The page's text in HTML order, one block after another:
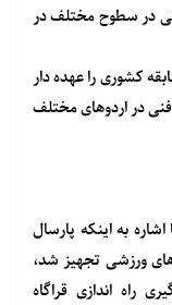
شهرستانی در سطوح مختلف در
اینکه سال گذشته میزبانی ۲۶ مسابقه کشوری را عهده دار
کادر فنی در اردوهای مختلف
به اینکه پارسال
به لوازم های ورزشی تجهیز شد،
راه اندازی قراگاه